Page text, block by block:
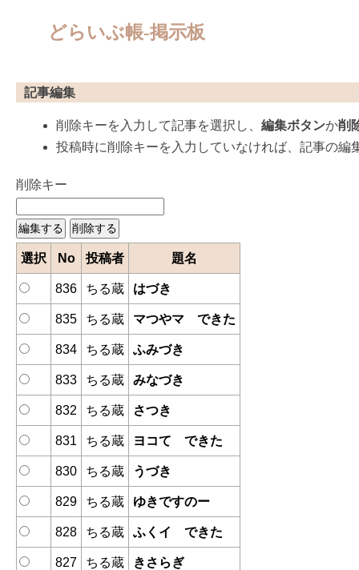
どらいぶ帳-掲示板
記事編集
削除キーを入力して記事を選択し、 編集ボタンか削
投稿時に削除キーを入力していなければ、記事の編
削除キー
選択 No 投稿者 題名
836 ちる蔵 はづき
835 ちる蔵 マつやマ できた
834 ちる蔵 ふみづき
833 ちる蔵 みなづき
832 ちる蔵 さつき
831 ちる蔵 ヨコて できた
830 ちる蔵 うづき
829 ちる蔵 ゆきですのー
828 ちる蔵 ふくイ できた
827 ちる蔵 きさらぎ